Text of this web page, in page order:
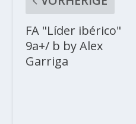
FA "Líder ibérico"
9a+/ b by Alex
Garriga